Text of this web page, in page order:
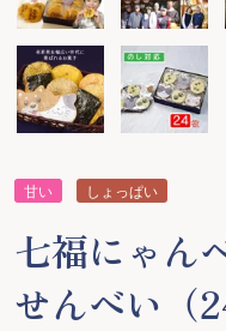
甘い しょっぱい
七福にゃん
せんべい（